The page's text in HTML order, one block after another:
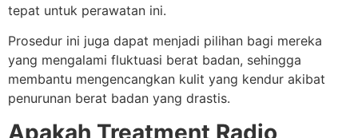
tepat untuk perawatan ini.
Prosedur ini juga dapat menjadi pilihan bagi mereka
yang mengalami fluktuasi berat badan, sehingga
membantu mengencangkan kulit yang kendur akibat
penurunan berat badan yang drastis.
Apakah Treatment Radio